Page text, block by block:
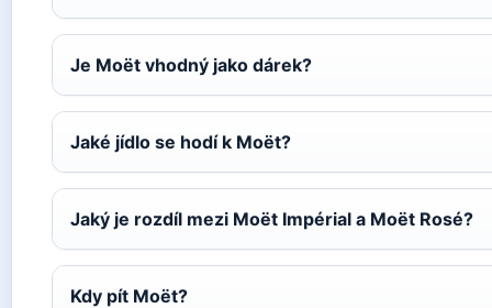
Je Moët vhodný jako dárek?
Jaké jídlo se hodí k Moët?
Jaký je rozdíl mezi Moët Impérial a Moët Rosé?
Kdy pít Moët?